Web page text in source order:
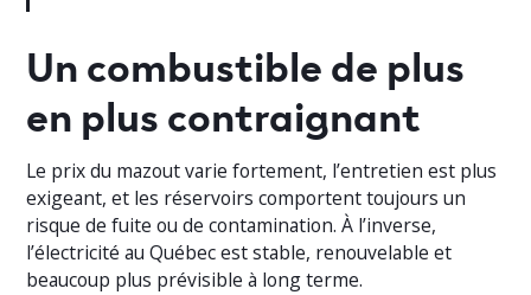
Un combustible de plus
en plus contraignant
Le prix du mazout varie fortement, l’entretien est plus
exigeant, et les réservoirs comportent toujours un
risque de fuite ou de contamination. À l’inverse,
l’électricité au Québec est stable, renouvelable et
beaucoup plus prévisible à long terme.